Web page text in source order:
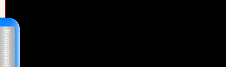
Kontrolpanel